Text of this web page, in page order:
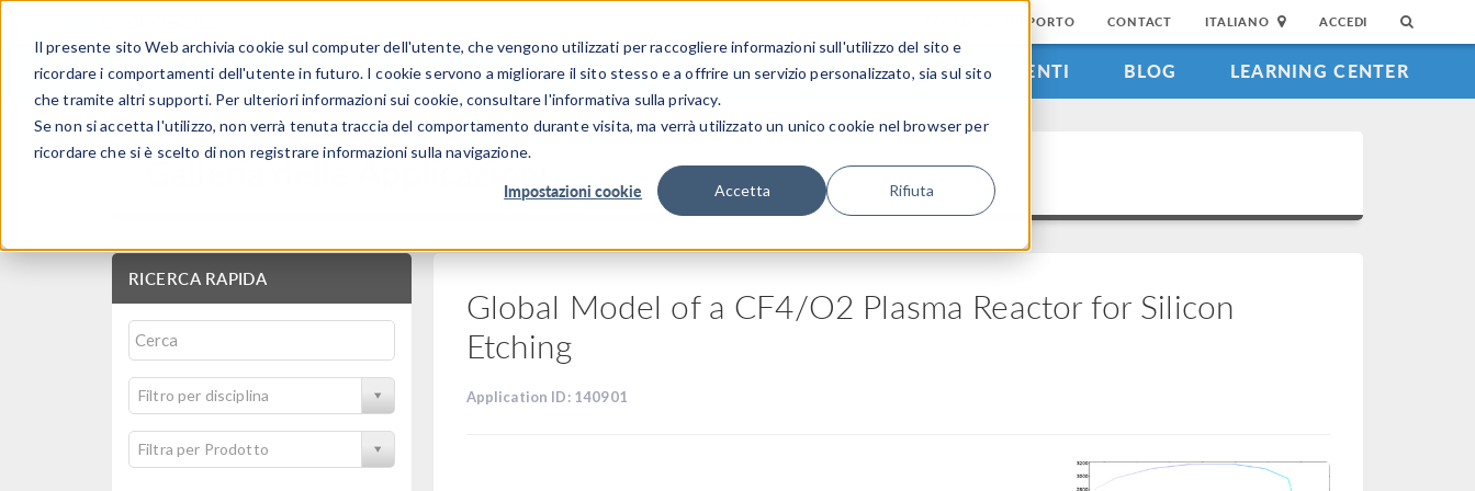
Il presente sito Web archivia cookie sul computer dell'utente, che vengono utilizzati per raccogliere informazioni sull'utilizzo del sito e
ricordare i comportamenti dell'utente in futuro. I cookie servono a migliorare il sito stesso e a offrire un servizio personalizzato, sia sul sito
che tramite altri supporti. Per ulteriori informazioni sui cookie, consultare l'informativa sulla privacy.
Se non si accetta l'utilizzo, non verrà tenuta traccia del comportamento durante visita, ma verrà utilizzato un unico cookie nel browser per
ricordare che si è scelto di non registrare informazioni sulla navigazione.
Impostazioni cookie Accetta Rifiuta
CENTRO DI SUPPORTO CONTACT ITALIANO ACCEDI
PRODOTTI SETTORI INDUSTRIALI GALLERIA DEI VIDEO EVENTI BLOG LEARNING CENTER
Galleria delle Applicazioni
RICERCA RAPIDA
Filtro per disciplina
Filtra per Prodotto
Global Model of a CF4/O2 Plasma Reactor for Silicon
Etching
Application ID: 140901